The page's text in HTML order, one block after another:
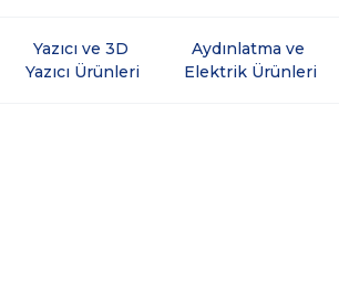
Yazıcı ve 3D
Yazıcı Ürünleri
Aydınlatma ve
Elektrik Ürünleri